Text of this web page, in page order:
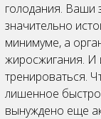
голодания. Ваши
значительно
минимуме, а
жиросжигания. И
тренироваться.
лишенное
вынуждено еще